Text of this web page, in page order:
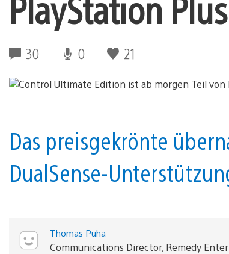
30 0 21
Das preisgekrönte
DualSense-
Thomas Puha
Communications Director, Remedy